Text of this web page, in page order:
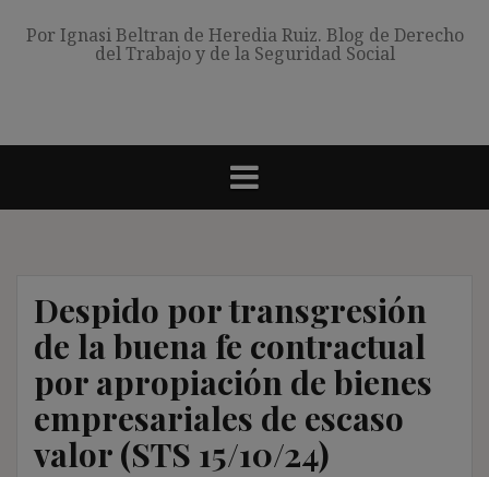
Por Ignasi Beltran de Heredia Ruiz. Blog de Derecho
del Trabajo y de la Seguridad Social
Despido por transgresión
de la buena fe contractual
por apropiación de bienes
empresariales de escaso
valor (STS 15/10/24)